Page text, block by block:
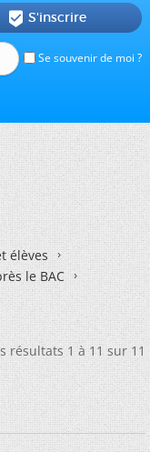
Se souvenir de moi ?
 S'inscrire
élèves
le BAC
résultats 1 à 11 sur 11